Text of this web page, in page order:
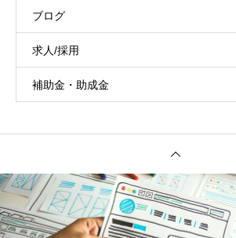
ブログ
求人/採用
補助金・助成金